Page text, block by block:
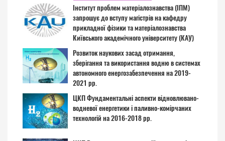
Інститут проблем матеріалознавства (ІПМ)
запрошує до вступу магістрів на кафедру
прикладної фізики та матеріалознавства
Київського академічного університету (КАУ)
Розвиток наукових засад отримання,
зберігання та використання водню в системах
автономного енергозабезпечення на 2019-
2021 рр.
ЦКП Фундаментальні аспекти відновлювано-
водневої енергетики і паливно-комірчаних
технологій на 2016-2018 рр.